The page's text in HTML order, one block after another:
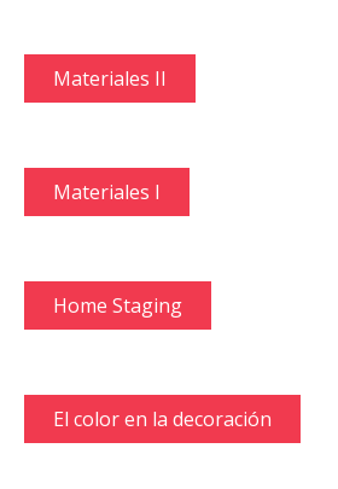
Materiales II
Materiales I
Home Staging
El color en la decoración